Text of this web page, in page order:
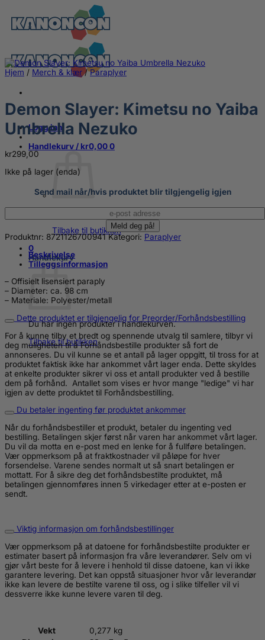
content
Logg inn
Handlekurv / kr0,000
Du har ingen produkter i handlekurven.
Tilbake til butikken
0
Handlekurv
Du har ingen produkter i handlekurven.
Tilbake til butikken
Hjem / Merch & klær / Paraplyer
Demon Slayer: Kimetsu no Yaiba
Umbrella Nezuko
kr299,00
Ikke på lager (enda)
Send mail når/hvis produktet blir tilgjengelig igjen
Produktnr: 8721126700941 Kategori: Paraplyer
Beskrivelse
Tilleggsinformasjon
– Offisielt lisensiert paraply
– Diameter: ca. 98 cm
– Materiale: Polyester/metall
Dette produktet er tilgjengelig for Preorder/Forhåndsbestilling
For å kunne tilby et bredt og spennende utvalg til samlere, tilbyr vi
deg muligheten til å Forhåndsbestille produkter så fort de
annonseres. Du vil kunne se et antall på lager oppgitt, til tross for at
produktet faktisk ikke har ankommet vårt lager enda. Dette skyldes
at enkelte produkter sikrer vi oss et antall produkter ved å bestille
dem på forhånd. Antallet som vises er hvor mange "ledige" vi har
igjen av dette produktet til Forhåndsbestilling.
Du betaler ingenting før produktet ankommer
Når du forhåndsbestiller et produkt, betaler du ingenting ved
bestilling. Betalingen skjer først når varen har ankommet vårt lager.
Du vil da motta en e-post med en lenke for å fullføre betalingen.
Vær oppmerksom på at fraktkostnader vil påløpe for hver
forsendelse. Varene sendes normalt ut så snart betalingen er
mottatt. For å sikre deg det forhåndsbestilte produktet, må
betalingen gjennomføres innen 5 virkedager etter at e-posten er
sendt.
Viktig informasjon om forhåndsbestillinger
Vær oppmerksom på at datoene for forhåndsbestilte produkter er
estimater basert på informasjon fra våre leverandører. Selv om vi
gjør vårt beste for å levere i henhold til disse datoene, kan vi ikke
garantere levering. Det kan oppstå situasjoner hvor vår leverandør
ikke kan levere de bestilte varene til oss, og i slike tilfeller vil vi
dessverre ikke kunne levere varen til deg.
Vekt
0,277 kg